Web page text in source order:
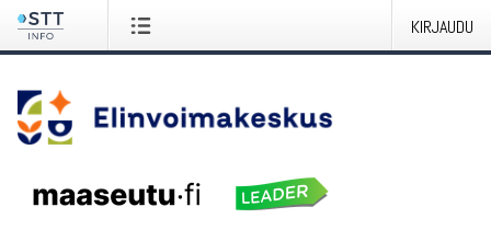
KIRJAUDU